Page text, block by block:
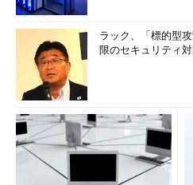
ラック、「標的型
限のセキュリティ